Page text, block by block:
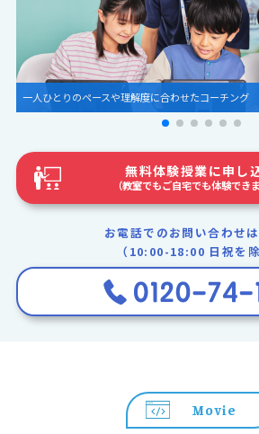
一人ひとりのペースや理解度に合わせたコーチング
無料体験授業に申し
（教室でもご自宅でも体験でき
お電話でのお問い合わせ
（10:00-18:00 日祝を除
Movie